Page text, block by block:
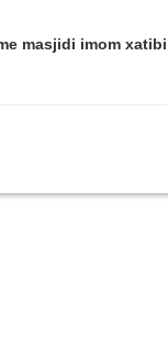
masjidi imom xatibi